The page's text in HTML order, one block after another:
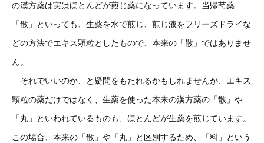
の漢方薬は実はほとんどが煎じ薬になっています。当帰芍薬
「散」といっても、生薬を水で煎じ、煎じ液をフリーズドライな
どの方法でエキス顆粒としたもので、本来の「散」ではありませ
ん。
それでいいのか、と疑問をもたれるかもしれませんが、エキス
顆粒の薬だけではなく、生薬を使った本来の漢方薬の「散」や
「丸」といわれているものも、ほとんどが生薬を煎じています。
この場合、本来の「散」や「丸」と区別するため、「料」という